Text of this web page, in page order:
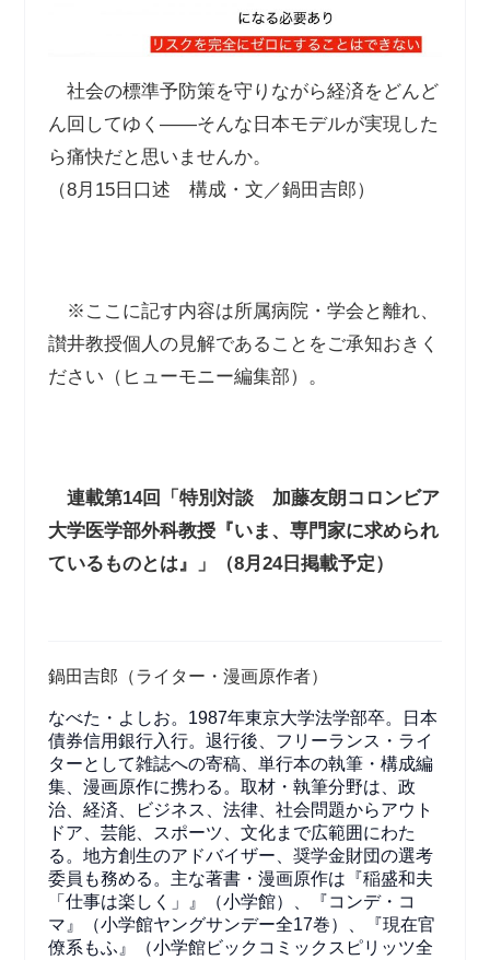
社会の標準予防策を守りながら経済をどんど
ん回してゆく――そんな日本モデルが実現した
ら痛快だと思いませんか。
（8月15日口述 構成・文／鍋田吉郎）
※ここに記す内容は所属病院・学会と離れ、
讃井教授個人の見解であることをご承知おきく
ださい（ヒューモニー編集部）。
連載第14回「特別対談 加藤友朗コロンビア
大学医学部外科教授『いま、専門家に求められ
ているものとは』」（8月24日掲載予定）
鍋田吉郎（ライター・漫画原作者）
なべた・よしお。1987年東京大学法学部卒。日本
債券信用銀行入行。退行後、フリーランス・ライ
ターとして雑誌への寄稿、単行本の執筆・構成編
集、漫画原作に携わる。取材・執筆分野は、政
治、経済、ビジネス、法律、社会問題からアウト
ドア、芸能、スポーツ、文化まで広範囲にわた
る。地方創生のアドバイザー、奨学金財団の選考
委員も務める。主な著書・漫画原作は『稲盛和夫
「仕事は楽しく」』（小学館）、『コンデ・コ
マ』（小学館ヤングサンデー全17巻）、『現在官
僚系もふ』（小学館ビックコミックスピリッツ全